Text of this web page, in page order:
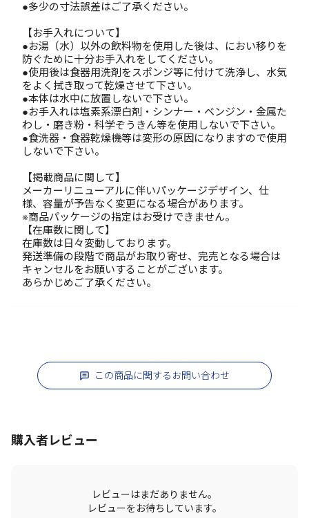
●多少の寸法誤差はご了承ください。
【お手入れについて】
●お湯（水）以外の飲料物を使用した後は、におい移りを
防ぐために十分お手入れをしてください。
●使用後は食器用洗剤をスポンジ等に付けて洗浄し、水気
をよく拭き取って乾燥させて下さい。
●本体は水中に放置しないで下さい。
●お手入れは塩素系漂白剤・シンナー・ベンジン・金属た
わし・磨き粉・科学ぞうきん等を使用しないで下さい。
●食洗器・食器乾燥機等は変形の原因になりますので使用
しないで下さい。
【掲載商品に関して】
メーカーリニューアルに伴いパッケージデザイン、仕
様、容量が予告なく変更になる場合があります。
※商品パッケージの指定はお受けできません。
【在庫数に関して】
在庫数は日々変動しております。
発送準備の段階で商品がお取り寄せ、完売となる場合は
キャンセルをお願いすることがございます。
あらかじめご了承ください。
この商品に関するお問い合わせ
購入者レビュー
レビューはまだありません。
レビューをお待ちしています。